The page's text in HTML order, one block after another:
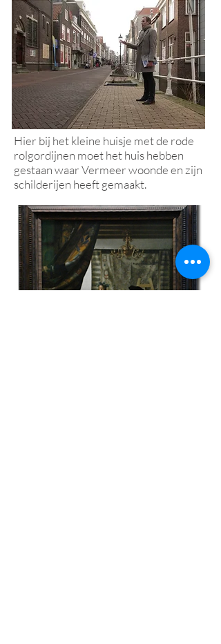
Hier bij het kleine huisje met de rode
rolgordijnen moet het huis hebben
gestaan waar Vermeer woonde en zijn
schilderijen heeft gemaakt.